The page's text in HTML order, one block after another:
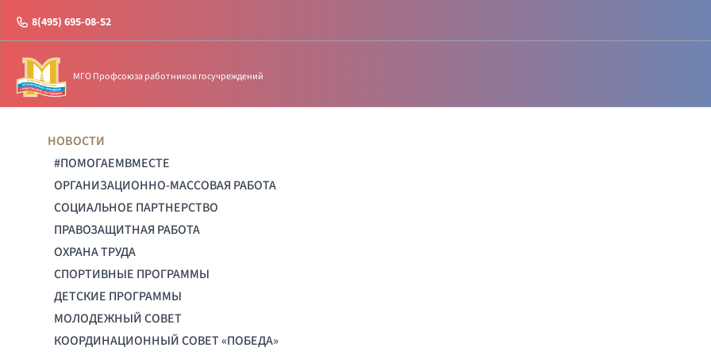
8(495) 695-08-52
МГО Профсоюза работников госучреждений
НОВОСТИ
#ПОМОГАЕМВМЕСТЕ
ОРГАНИЗАЦИОННО-МАССОВАЯ РАБОТА
СОЦИАЛЬНОЕ ПАРТНЕРСТВО
ПРАВОЗАЩИТНАЯ РАБОТА
ОХРАНА ТРУДА
СПОРТИВНЫЕ ПРОГРАММЫ
ДЕТСКИЕ ПРОГРАММЫ
МОЛОДЕЖНЫЙ СОВЕТ
КООРДИНАЦИОННЫЙ СОВЕТ «ПОБЕДА»